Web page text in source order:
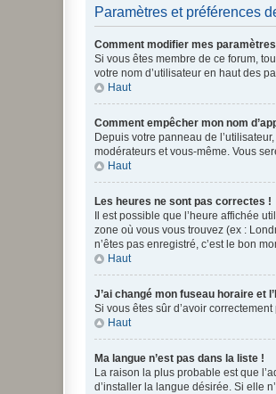
Paramètres et préférences
Comment modifier mes
Si vous êtes membre de ce forum,
votre nom d’utilisateur en haut des
Haut
Comment empêcher mon nom
Depuis votre panneau de
modérateurs et vous-même. Vous
Haut
Les heures ne sont pas correctes !
Il est possible que l’heure affichée
zone où vous vous trouvez (ex :
n’êtes pas enregistré, c’est le bon
Haut
J’ai changé mon fuseau horaire et
Si vous êtes sûr d’avoir
Haut
Ma langue n’est pas dans la liste !
La raison la plus probable est que
d’installer la langue désirée. Si elle